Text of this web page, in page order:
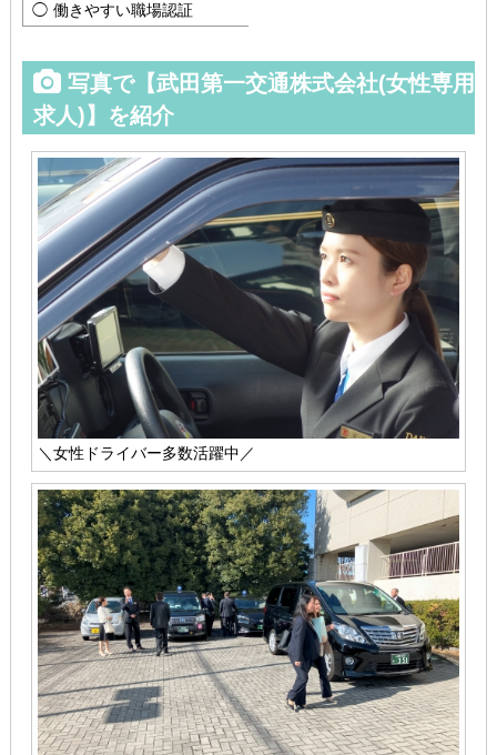
働きやすい職場認証
写真で【武田第一交通株式会社(女性専用
求人)】を紹介
＼女性ドライバー多数活躍中／